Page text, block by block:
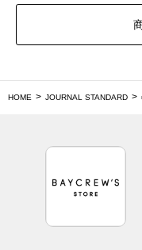
HOME JOURNAL STANDARD